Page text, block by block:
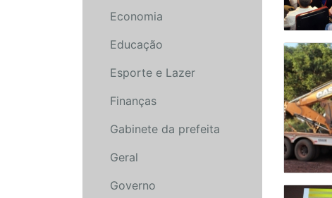
Economia
Educação
Esporte e Lazer
Finanças
Gabinete da prefeita
Geral
Governo